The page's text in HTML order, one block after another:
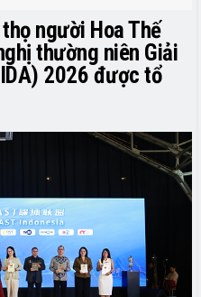
người Hoa Thế
thường niên Giải
2026 được tổ